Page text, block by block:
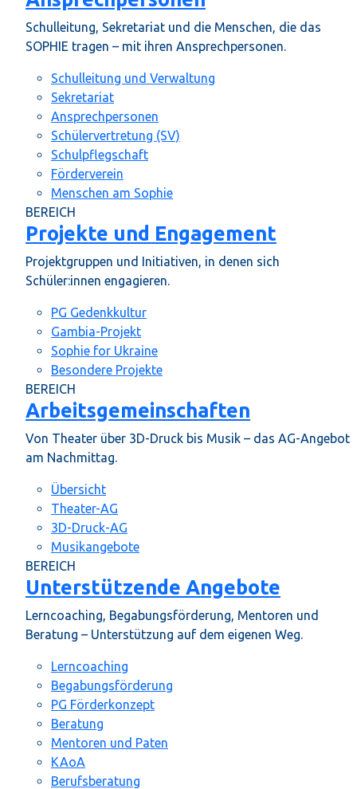
Schulleitung, Sekretariat und die Menschen, die das
SOPHIE tragen – mit ihren Ansprechpersonen.
Schulleitung und Verwaltung
Sekretariat
Ansprechpersonen
Schülervertretung (SV)
Schulpflegschaft
Förderverein
Menschen am Sophie
BEREICH
Projekte und Engagement
Projektgruppen und Initiativen, in denen sich
Schüler:innen engagieren.
PG Gedenkkultur
Gambia-Projekt
Sophie for Ukraine
Besondere Projekte
BEREICH
Arbeitsgemeinschaften
Von Theater über 3D-Druck bis Musik – das AG-Angebot
am Nachmittag.
Übersicht
Theater-AG
3D-Druck-AG
Musikangebote
BEREICH
Unterstützende Angebote
Lerncoaching, Begabungsförderung, Mentoren und
Beratung – Unterstützung auf dem eigenen Weg.
Lerncoaching
Begabungsförderung
PG Förderkonzept
Beratung
Mentoren und Paten
KAoA
Berufsberatung